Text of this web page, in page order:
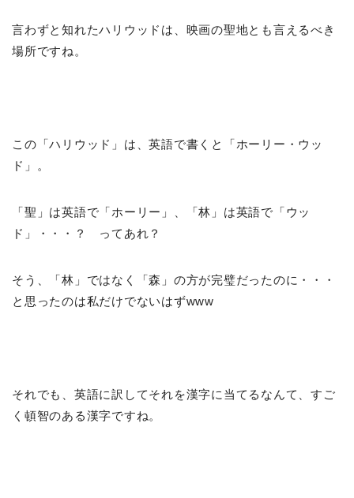
言わずと知れたハリウッドは、映画の聖地とも言えるべき
場所ですね。
この「ハリウッド」は、英語で書くと「ホーリー・ウッ
ド」。
「聖」は英語で「ホーリー」、「林」は英語で「ウッ
ド」・・・？ ってあれ？
そう、「林」ではなく「森」の方が完璧だったのに・・・
と思ったのは私だけでないはずwww
それでも、英語に訳してそれを漢字に当てるなんて、すご
く頓智のある漢字ですね。